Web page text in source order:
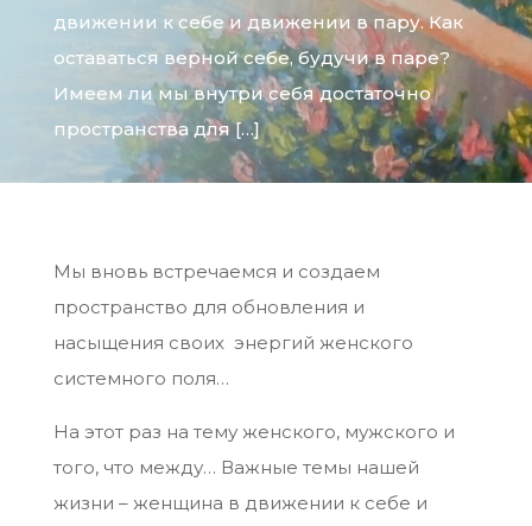
движении к себе и движении в пару. Как
оставаться верной себе, будучи в паре?
Имеем ли мы внутри себя достаточно
пространства для […]
Мы вновь встречаемся и создаем
пространство для обновления и
насыщения своих энергий женского
системного поля…
На этот раз на тему женского, мужского и
того, что между… Важные темы нашей
жизни – женщина в движении к себе и